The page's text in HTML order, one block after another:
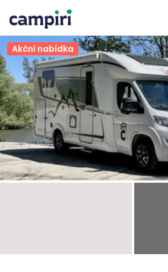
Akční nabídka